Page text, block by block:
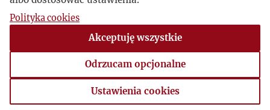
M
N
Wilk na prośbę Giedroycia apeluje do przyjaciół z
PSL, by rozpuścili wici o Pamiętnikach Wincentego
Witosa, przygotowywanych do druku przez
Kulturę. Z listu dowiadujemy się również, jak zaczął
się konflikt o prawa do wydania między IL a
Polityka cookies
Akceptuję wszystkie
Odrzucam opcjonalne
Ustawienia cookies
Ustawienia cookies